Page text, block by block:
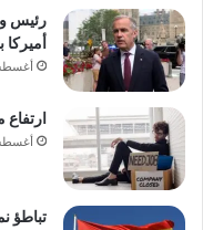
رئيس
أميركا
أغسطس 8,
أغسطس 7,
تباطؤ